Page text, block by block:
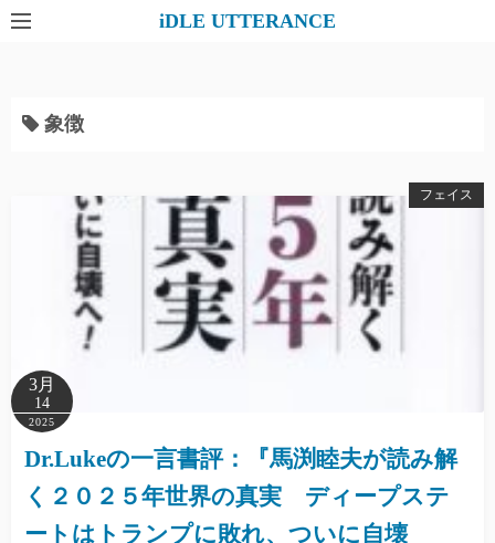
コ
iDLE UTTERANCE
象徴
フェイス
3月
14
2025
Dr.Lukeの一言書評：『馬渕睦夫が読み解
く２０２５年世界の真実 ディープステ
ートはトランプに敗れ、ついに自壊